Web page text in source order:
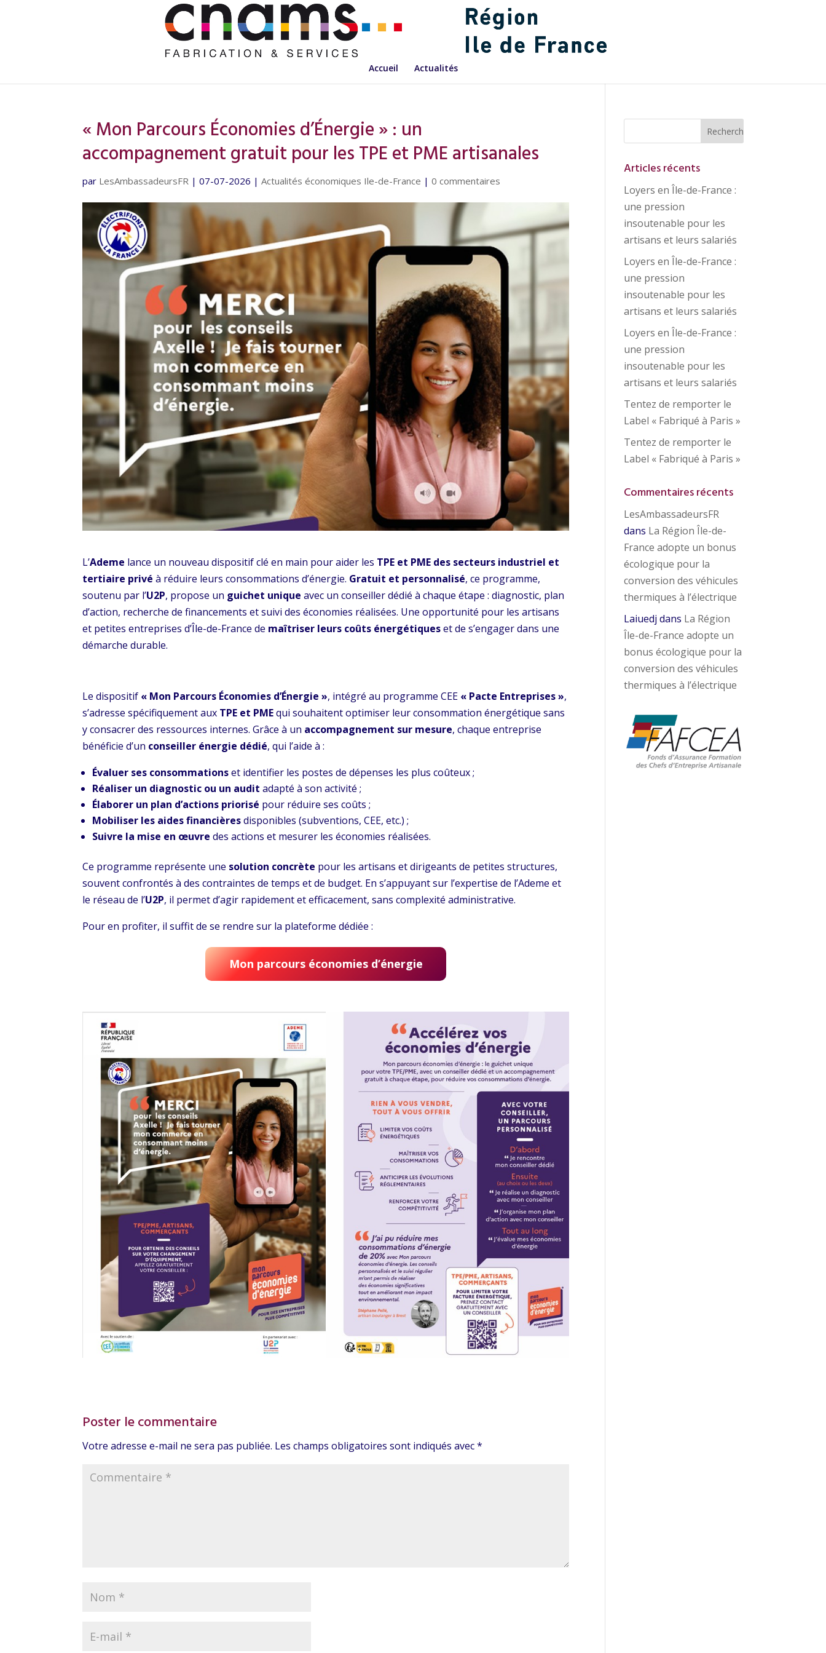
Accueil Actualités
« Mon Parcours Économies d’Énergie » : un
accompagnement gratuit pour les TPE et PME artisanales
par LesAmbassadeursFR |07-07-2026 |Actualités économiques Ile-de-France |0 commentaires
L’Ademe lance un nouveau dispositif clé en main pour aider les TPE et PME des secteurs industriel et
tertiaire privé à réduire leurs consommations d’énergie. Gratuit et personnalisé, ce programme,
soutenu par l’U2P, propose un guichet unique avec un conseiller dédié à chaque étape : diagnostic, plan
d’action, recherche de financements et suivi des économies réalisées. Une opportunité pour les artisans
et petites entreprises d’Île-de-France de maîtriser leurs coûts énergétiqueset de s’engager dans une
démarche durable.
Le dispositif « Mon Parcours Économies d’Énergie », intégré au programme CEE « Pacte Entreprises »,
s’adresse spécifiquement aux TPE et PMEqui souhaitent optimiser leur consommation énergétique sans
y consacrer des ressources internes. Grâce à un accompagnement sur mesure, chaque entreprise
bénéficie d’un conseiller énergie dédié, qui l’aide à :
Évaluer ses consommationset identifier les postes de dépenses les plus coûteux ;
Réaliser un diagnostic ou un audit adapté à son activité ;
Élaborer un plan d’actions priorisé pour réduire ses coûts ;
Mobiliser les aides financièresdisponibles (subventions, CEE, etc.) ;
Suivre la mise en œuvre des actions et mesurer les économies réalisées.
Ce programme représente une solution concrète pour les artisans et dirigeants de petites structures,
souvent confrontés à des contraintes de temps et de budget. En s’appuyant sur l’expertise de l’Ademe et
le réseau de l’U2P, il permet d’agir rapidement et efficacement, sans complexité administrative.
Pour en profiter, il suffit de se rendre sur la plateforme dédiée :
Mon parcours économies d’énergie
Poster le commentaire
Votre adresse e-mail ne sera pas publiée. Les champs obligatoires sont indiqués avec*
Articles récents
Loyers en Île-de-France :
une pression
insoutenable pour les
artisans et leurs salariés
Loyers en Île-de-France :
une pression
insoutenable pour les
artisans et leurs salariés
Loyers en Île-de-France :
une pression
insoutenable pour les
artisans et leurs salariés
Tentez de remporter le
Label « Fabriqué à Paris »
Tentez de remporter le
Label « Fabriqué à Paris »
Commentaires récents
LesAmbassadeursFR
dans La Région Île-de-
France adopte un bonus
écologique pour la
conversion des véhicules
thermiques à l’électrique
Laiuedj dans La Région
Île-de-France adopte un
bonus écologique pour la
conversion des véhicules
thermiques à l’électrique